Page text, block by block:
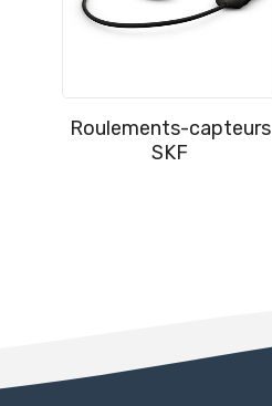
Roulements-capteurs
SKF